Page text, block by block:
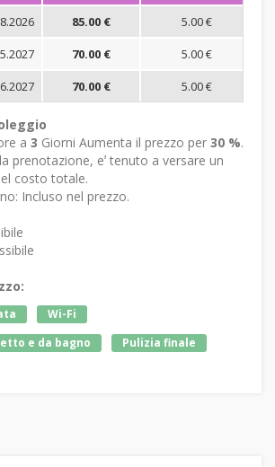
85.00 €
5.00 €
70.00 €
5.00 €
70.00 € 5.00 €
a 3 Giorni Aumenta il prezzo per 30 %.
prenotazione, eʼ tenuto a versare un
costo totale.
Incluso nel prezzo.
Wi-Fi
e da bagno
Pulizia finale